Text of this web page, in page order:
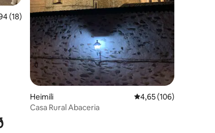
af 5 í meðaleinkunn, 18 umsagnir
(18)
Heimili 4,65 af 5 í
4,65 (106)
Casa Rural Abaceria